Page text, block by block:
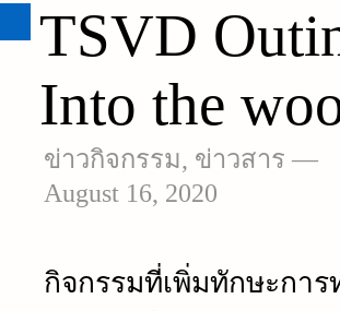
TSVD
Into the
ข่าวกิจกรรม, ข่าวสาร —
August 16, 2020
กิจกรรมที่เพิ่มทักษะการ